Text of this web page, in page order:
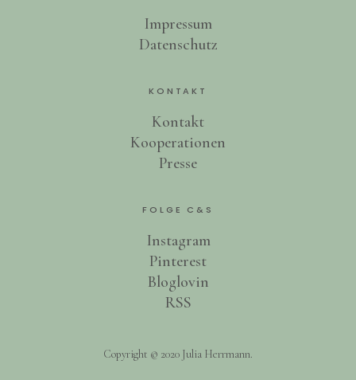
Impressum
Datenschutz
KONTAKT
Kontakt
Kooperationen
Presse
FOLGE C&S
Instagram
Pinterest
Bloglovin
RSS
Copyright © 2020 Julia Herrmann